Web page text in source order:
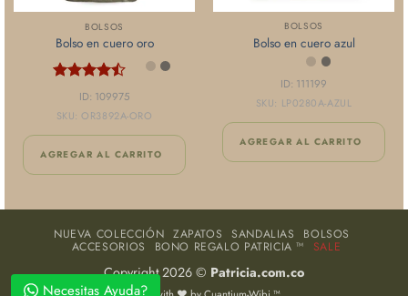
BOLSOS
Bolso en cuero oro
Valorado
de 5
ID: 109975
SKU: OR3892A-ORO
AGREGAR AL CARRITO
BOLSOS
Bolso en cuero azul
ID: 111199
SKU: LP0280A-AZUL
AGREGAR AL CARRITO
NUEVA COLECCIÓN ZAPATOS SANDALIAS BOLSOS
ACCESORIOS BONO REGALO PATRICIA ™ SALE
Copyright 2026 © Patricia.com.co
Necesitas Ayuda?